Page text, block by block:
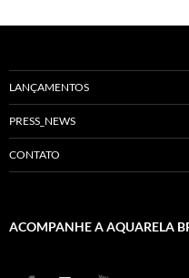
LANÇAMENTOS
PRESS_NEWS
CONTATO
ACOMPANHE A AQUARELA